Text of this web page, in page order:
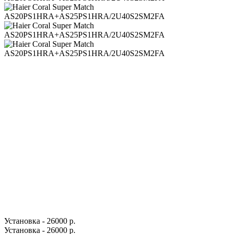
Установка - 26000 р.
Установка - 26000 р.